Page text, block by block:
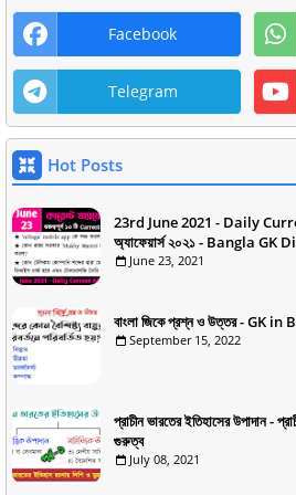
Facebook
Telegram
Hot Posts
23rd June 2021 - Daily
অ্যাফেয়ার্স ২০২১ - Bangla GK
June 23, 2021
বাংলা জিকে প্রশ্ন ও উত্তর - GK
September 15, 2022
প্রাচীন ভারতের ইতিহাসের উপাদান -
গুরুত্ব
July 08, 2021